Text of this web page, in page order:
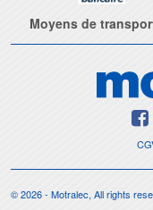
Moyens de
© 2026 - Motralec, All rights